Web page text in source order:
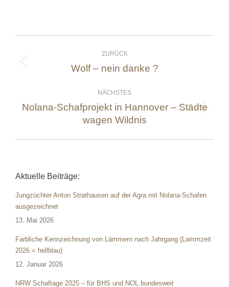
ZURÜCK
Vorheriger
Wolf – nein danke ?
NÄCHSTES
Nächster
Beitrag:
Nolana-Schafprojekt in Hannover – Städte
wagen Wildnis
Aktuelle Beiträge:
Jungzüchter Anton Strathausen auf der Agra mit Nolana-Schafen
ausgezeichnet
13. Mai 2026
Farbliche Kennzeichnung von Lämmern nach Jahrgang (Lammzeit
2026 = hellblau)
12. Januar 2026
NRW Schaftage 2025 – für BHS und NOL bundesweit